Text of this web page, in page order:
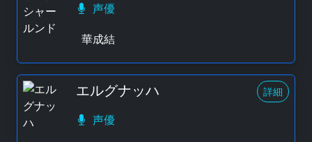
声優
華成結
エルグナッハ 詳細
声優